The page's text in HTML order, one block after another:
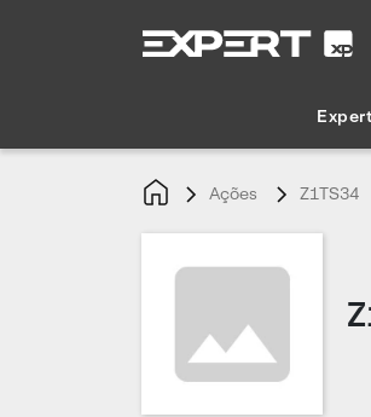
Ações Z1TS34